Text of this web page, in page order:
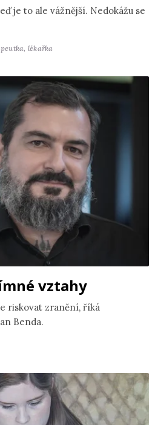
je to ale vážnější. Nedokážu se
lékařka
vztahy
riskovat zranění, říká
Benda.